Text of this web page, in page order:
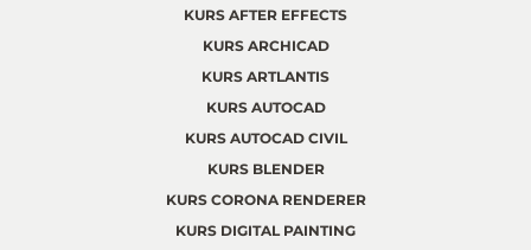
KURS AFTER EFFECTS
KURS ARCHICAD
KURS ARTLANTIS
KURS AUTOCAD
KURS AUTOCAD CIVIL
KURS BLENDER
KURS CORONA RENDERER
KURS DIGITAL PAINTING